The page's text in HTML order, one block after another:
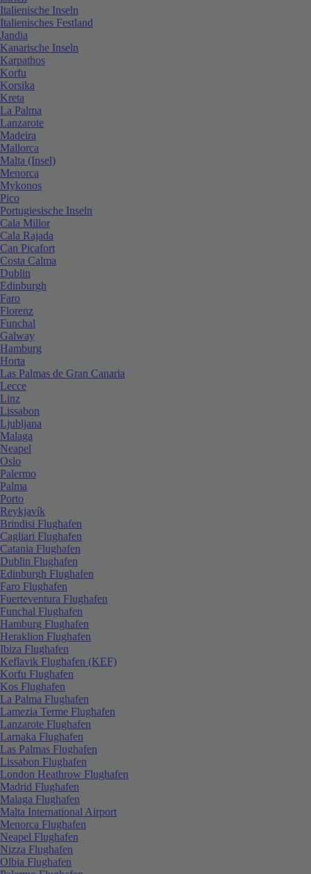
Italienische Inseln
Italienisches Festland
Jandia
Kanarische Inseln
Karpathos
Korfu
Korsika
Kreta
La Palma
Lanzarote
Madeira
Mallorca
Malta (Insel)
Menorca
Mykonos
Pico
Portugiesische Inseln
Cala Millor
Cala Rajada
Can Picafort
Costa Calma
Dublin
Edinburgh
Faro
Florenz
Funchal
Galway
Hamburg
Horta
Las Palmas de Gran Canaria
Lecce
Linz
Lissabon
Ljubljana
Malaga
Neapel
Oslo
Palermo
Palma
Porto
Reykjavík
Brindisi Flughafen
Cagliari Flughafen
Catania Flughafen
Dublin Flughafen
Edinburgh Flughafen
Faro Flughafen
Fuerteventura Flughafen
Funchal Flughafen
Hamburg Flughafen
Heraklion Flughafen
Ibiza Flughafen
Keflavik Flughafen (KEF)
Korfu Flughafen
Kos Flughafen
La Palma Flughafen
Lamezia Terme Flughafen
Lanzarote Flughafen
Larnaka Flughafen
Las Palmas Flughafen
Lissabon Flughafen
London Heathrow Flughafen
Madrid Flughafen
Malaga Flughafen
Malta International Airport
Menorca Flughafen
Neapel Flughafen
Nizza Flughafen
Olbia Flughafen